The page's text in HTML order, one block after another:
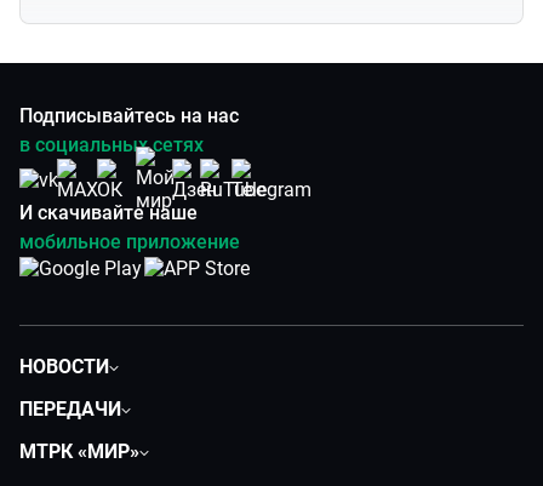
Подписывайтесь на нас
в социальных сетях
И скачивайте наше
мобильное приложение
НОВОСТИ
Экономика
ПЕРЕДАЧИ
МТРК «МИР»